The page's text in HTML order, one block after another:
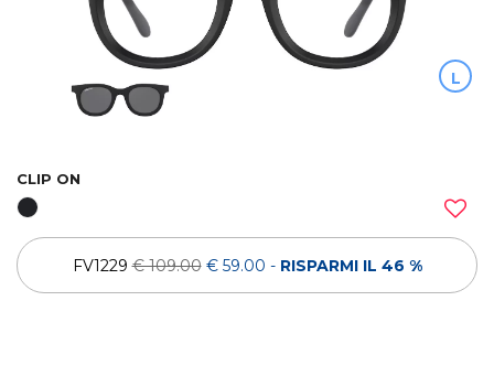
L
CLIP ON
FV1229€ 109.00 € 59.00 - RISPARMI IL 46 %